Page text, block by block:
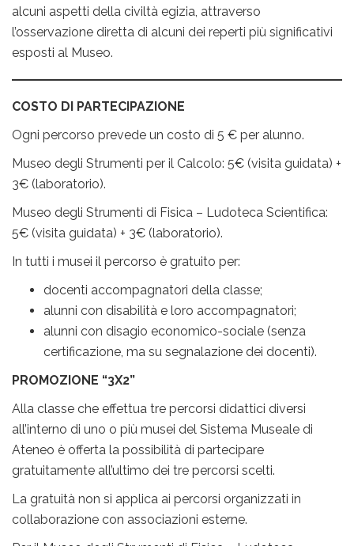
alcuni aspetti della civiltà egizia, attraverso
l’osservazione diretta di alcuni dei reperti più significativi
esposti al Museo.
COSTO DI PARTECIPAZIONE
Ogni percorso prevede un costo di 5 € per alunno.
Museo degli Strumenti per il Calcolo: 5€ (visita guidata) +
3€ (laboratorio).
Museo degli Strumenti di Fisica – Ludoteca Scientifica:
5€ (visita guidata) + 3€ (laboratorio).
In tutti i musei il percorso è gratuito per:
docenti accompagnatori della classe;
alunni con disabilità e loro accompagnatori;
alunni con disagio economico-sociale (senza
certificazione, ma su segnalazione dei docenti).
PROMOZIONE “3X2”
Alla classe che effettua tre percorsi didattici diversi
all’interno di uno o più musei del Sistema Museale di
Ateneo è offerta la possibilità di partecipare
gratuitamente all’ultimo dei tre percorsi scelti.
La gratuità non si applica ai percorsi organizzati in
collaborazione con associazioni esterne.